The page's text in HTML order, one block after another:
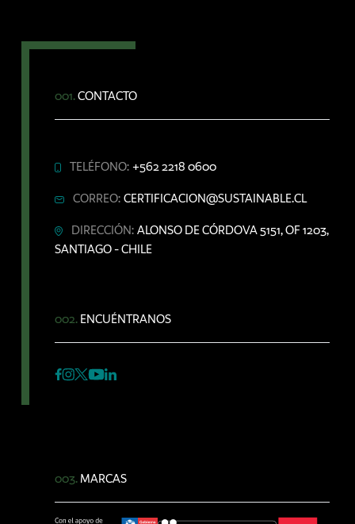
001.CONTACTO
TELÉFONO: +562 2218 0600
CORREO: CERTIFICACION@SUSTAINABLE.CL
DIRECCIÓN: ALONSO DE CÓRDOVA 5151, OF 1203,
SANTIAGO - CHILE
002. ENCUÉNTRANOS
003. MARCAS